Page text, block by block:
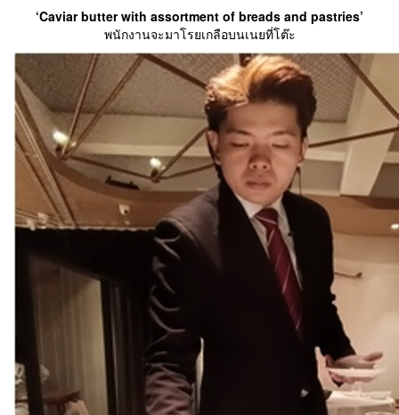
‘Caviar butter with assortment of breads and pastries’
พนักงานจะมาโรยเกลือบนเนยที่โต๊ะ